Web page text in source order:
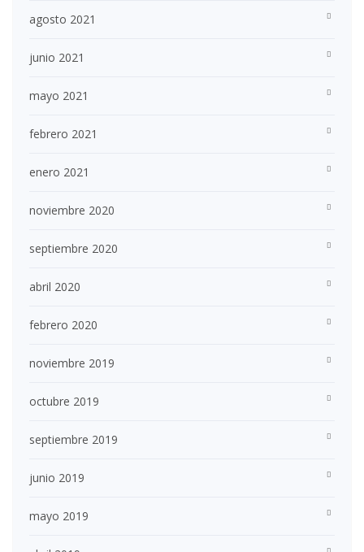
agosto 2021
junio 2021
mayo 2021
febrero 2021
enero 2021
noviembre 2020
septiembre 2020
abril 2020
febrero 2020
noviembre 2019
octubre 2019
septiembre 2019
junio 2019
mayo 2019